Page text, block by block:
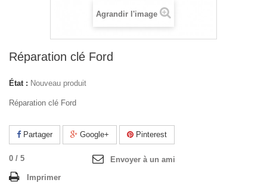
Agrandir l'image
Réparation clé Ford
État : Nouveau produit
Réparation clé Ford
Partager Google+ Pinterest
0 / 5
Envoyer à un ami
Imprimer